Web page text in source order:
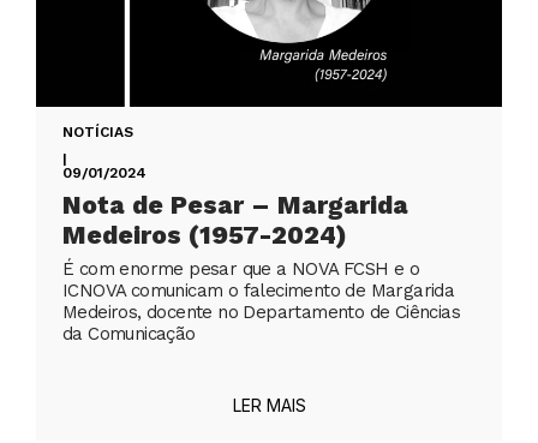
NOTÍCIAS
|
09/01/2024
Nota de Pesar – Margarida
Medeiros (1957-2024)
É com enorme pesar que a NOVA FCSH e o
ICNOVA comunicam o falecimento de Margarida
Medeiros, docente no Departamento de Ciências
da Comunicação
LER MAIS